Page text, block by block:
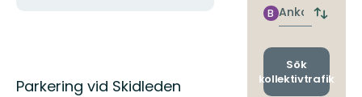
Beskrivning
Parkering vid Skidleden
Ankomst
B
Byt
och
Sök
kollektivtrafik